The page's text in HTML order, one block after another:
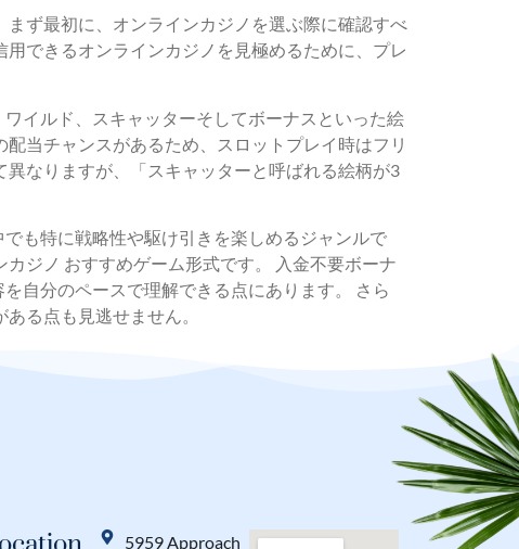
ず最初に、オンラインカジノを選ぶ際に確認すべ
できるオンラインカジノを見極めるために、プレ
イルド、スキャッターそしてボーナスといった絵
当チャンスがあるため、スロットプレイ時はフリ
なりますが、「スキャッターと呼ばれる絵柄が3
も特に戦略性や駆け引きを楽しめるジャンルで
ジノ おすすめゲーム形式です。 入金不要ボーナ
自分のペースで理解できる点にあります。 さら
る点も見逃せません。
5959 Approach